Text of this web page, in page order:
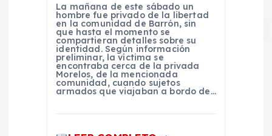
La mañana de este sábado un
hombre fue privado de la libertad
en la comunidad de Barrón, sin
que hasta el momento se
compartieran detalles sobre su
identidad. Según información
preliminar, la víctima se
encontraba cerca de la privada
Morelos, de la mencionada
comunidad, cuando sujetos
armados que viajaban a bordo de…